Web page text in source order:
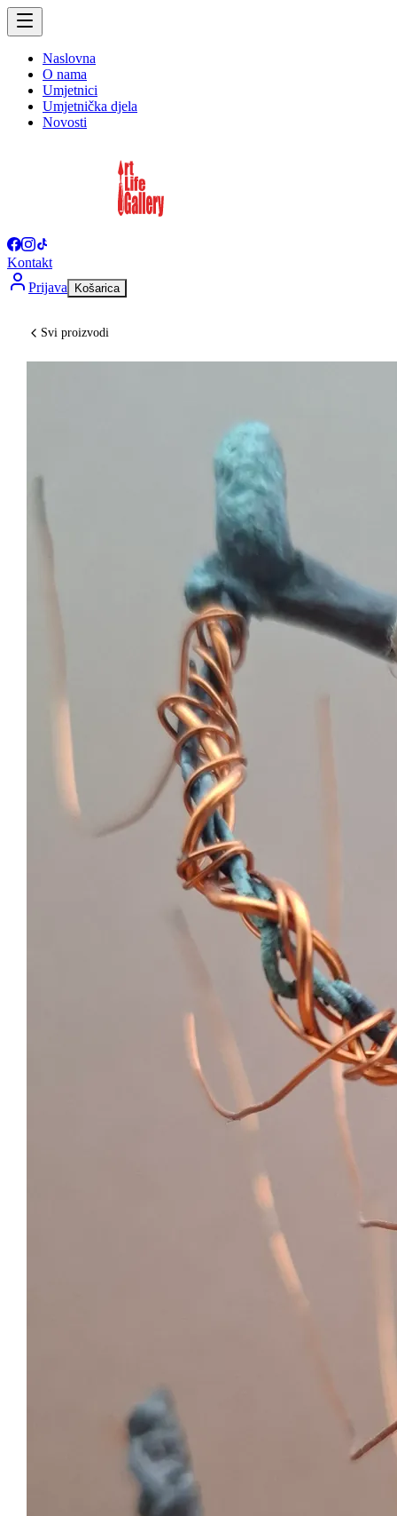
Naslovna
O nama
Umjetnici
Umjetnička djela
Novosti
Kontakt
Prijava
Košarica
Svi proizvodi